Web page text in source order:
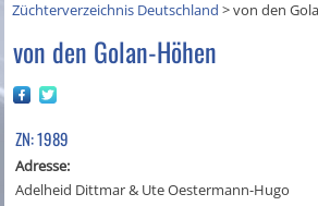
Züchterverzeichnis Deutschland >von den
von den Golan-Höhen
ZN: 1989
Adresse:
Adelheid Dittmar & Ute Oestermann-Hugo